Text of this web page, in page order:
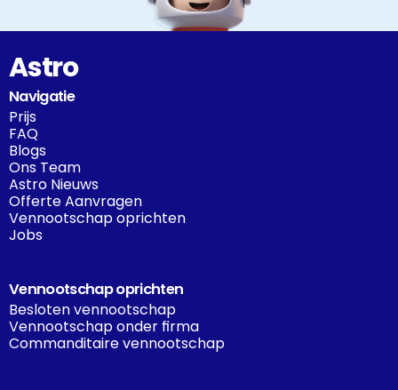
Astro
Navigatie
Prijs
FAQ
Blogs
Ons Team
Astro Nieuws
Offerte Aanvragen
Vennootschap oprichten
Jobs
Vennootschap oprichten
Besloten vennootschap
Vennootschap onder firma
Commanditaire vennootschap